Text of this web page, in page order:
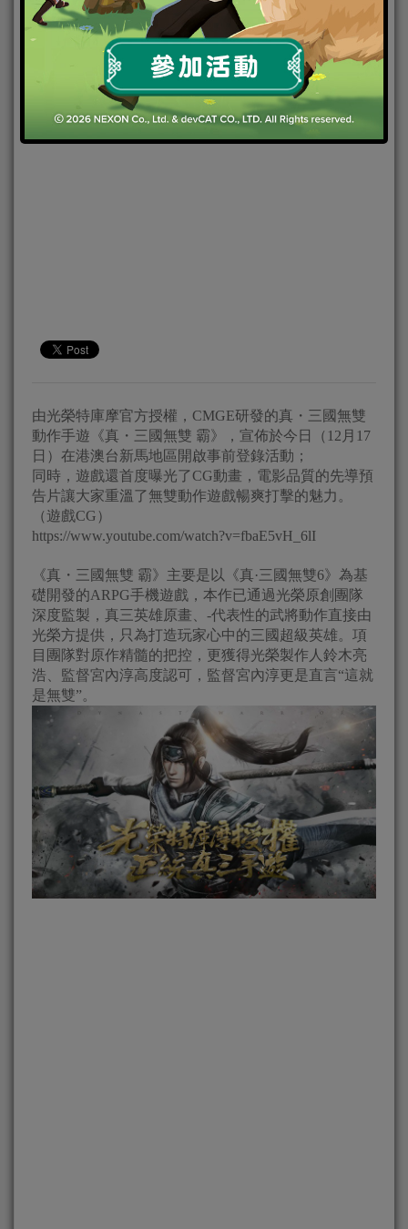
由光榮特庫摩官方授權，CMGE研發的真・三國無雙
動作手遊《真・三國無雙 霸》，宣佈於今日（12月17
日）在港澳台新馬地區開啟事前登錄活動；
同時，遊戲還首度曝光了CG動畫，電影品質的先導預
告片讓大家重溫了無雙動作遊戲暢爽打擊的魅力。
（遊戲CG）
https://www.youtube.com/watch?v=fbaE5vH_6lI
《真・三國無雙 霸》主要是以《真·三國無雙6》為基
礎開發的ARPG手機遊戲，本作已通過光榮原創團隊
深度監製，真三英雄原畫、-代表性的武將動作直接由
光榮方提供，只為打造玩家心中的三國超級英雄。項
目團隊對原作精髓的把控，更獲得光榮製作人鈴木亮
浩、監督宮內淳高度認可，監督宮內淳更是直言“這就
是無雙”。